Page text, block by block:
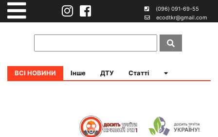
(096) 091-69-55
ecodtkr@gmail.com
ВСІ НОВИНИ Інше ДТУ Статті